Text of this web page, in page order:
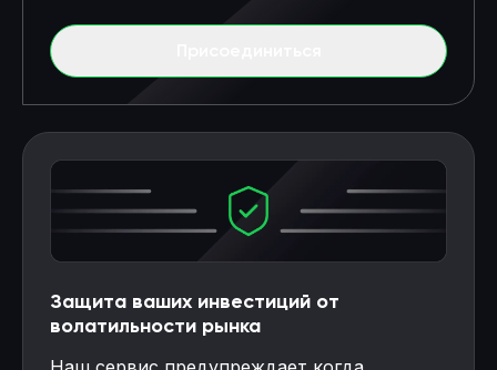
Защита ваших инвестиций от
волатильности рынка